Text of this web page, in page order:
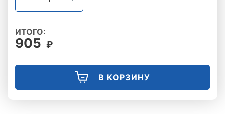
ИТОГО:
905 ₽
В КОРЗИНУ